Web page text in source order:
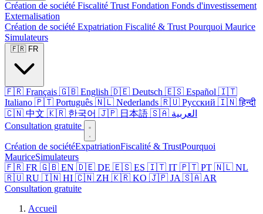
Création de société Fiscalité Trust Fondation Fonds d'investissement
Externalisation
Création de société Expatriation Fiscalité & Trust Pourquoi Maurice
Simulateurs
🇫🇷 Français 🇬🇧 English 🇩🇪 Deutsch 🇪🇸 Español 🇮🇹
Italiano 🇵🇹 Português 🇳🇱 Nederlands 🇷🇺 Русский 🇮🇳 हिन्दी
🇨🇳 中文 🇰🇷 한국어 🇯🇵 日本語
🇸🇦 العربية
Consultation gratuite
Création de sociétéExpatriationFiscalité & TrustPourquoi
MauriceSimulateurs
🇫🇷 FR 🇬🇧 EN 🇩🇪 DE 🇪🇸 ES 🇮🇹 IT 🇵🇹 PT 🇳🇱 NL
🇷🇺 RU 🇮🇳 HI 🇨🇳 ZH 🇰🇷 KO 🇯🇵 JA 🇸🇦 AR
Consultation gratuite
Accueil